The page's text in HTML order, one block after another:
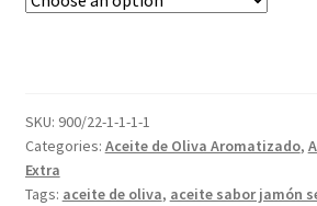
SKU: 900/22-1-1-1-1
Categories: Aceite de Oliva Aromatizado,
Extra
Tags: aceite de oliva, aceite sabor jamón